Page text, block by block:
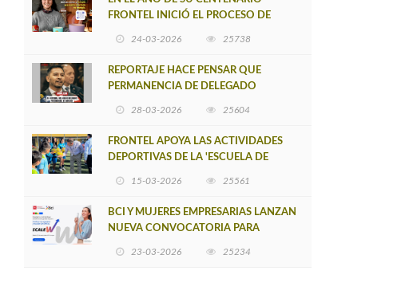
FRONTEL INICIÓ EL PROCESO DE
24-03-2026 25738
REPORTAJE HACE PENSAR QUE
PERMANENCIA DE DELEGADO
28-03-2026 25604
FRONTEL APOYA LAS ACTIVIDADES
DEPORTIVAS DE LA 'ESCUELA DE
15-03-2026 25561
BCI Y MUJERES EMPRESARIAS LANZAN
NUEVA CONVOCATORIA PARA
23-03-2026 25234